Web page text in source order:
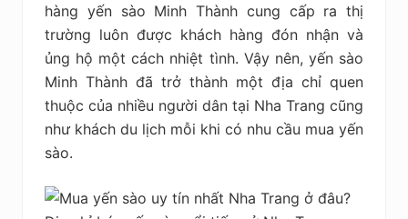
hàng yến sào Minh Thành cung cấp ra thị
trường luôn được khách hàng đón nhận và
ủng hộ một cách nhiệt tình. Vậy nên, yến sào
Minh Thành đã trở thành một địa chỉ quen
thuộc của nhiều người dân tại Nha Trang cũng
như khách du lịch mỗi khi có nhu cầu mua yến
sào.